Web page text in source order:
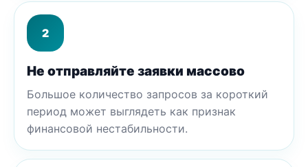
2
Не отправляйте заявки массово
Большое количество запросов за короткий
период может выглядеть как признак
финансовой нестабильности.